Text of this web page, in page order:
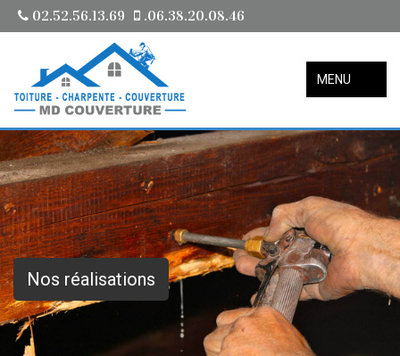
02.52.56.13.69 .06.38.20.08.46
MENU
Nos réalisations